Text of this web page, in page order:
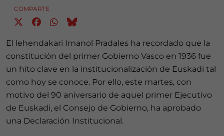
COMPARTE
El lehendakari Imanol Pradales ha recordado que la
constitución del primer Gobierno Vasco en 1936 fue
un hito clave en la institucionalización de Euskadi tal
como hoy se conoce. Por ello, este martes, con
motivo del 90 aniversario de aquel primer Ejecutivo
de Euskadi, el Consejo de Gobierno, ha aprobado
una Declaración Institucional.